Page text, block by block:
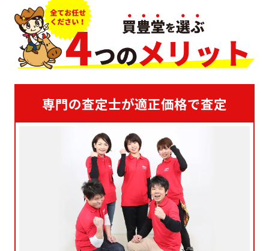
専門の査定士が適正価格で査定